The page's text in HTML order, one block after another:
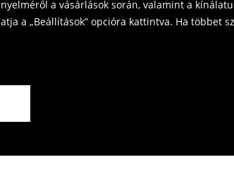
a vásárlások során, valamint a
a „Beállítások” opcióra kattintva. Ha többet